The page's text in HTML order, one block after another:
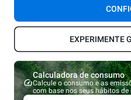
EXPERIMENTE
Calculadora de consumo
Calcule o consumo e as
com base nos seus hábitos de